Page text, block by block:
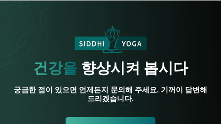
건강을 향상시켜 봅시다
궁금한 점이 있으면 언제든지 문의해 주세요. 기꺼이 답변해
드리겠습니다.